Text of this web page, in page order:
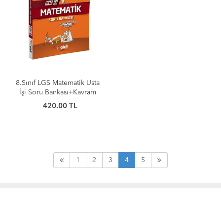
8.Sınıf LGS Matematik Usta
İşi Soru Bankası+Kavram
Haritası
420.00 TL
1 2 3 4 5